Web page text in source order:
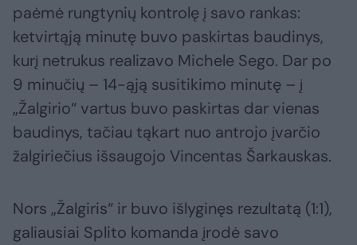
paėmė rungtynių kontrolę į savo rankas:
ketvirtąją minutę buvo paskirtas baudinys,
kurį netrukus realizavo Michele Sego. Dar po
9 minučių – 14-ąją susitikimo minutę – į
„Žalgirio“ vartus buvo paskirtas dar vienas
baudinys, tačiau tąkart nuo antrojo įvarčio
žalgiriečius išsaugojo Vincentas Šarkauskas.
Nors „Žalgiris“ ir buvo išlyginęs rezultatą (1:1),
galiausiai Splito komanda įrodė savo